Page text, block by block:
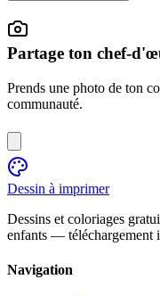
Partage ton chef-
Prends une photo de ton
communauté.
Dessin à imprimer
Dessins et coloriages
enfants — téléchargement
Navigation